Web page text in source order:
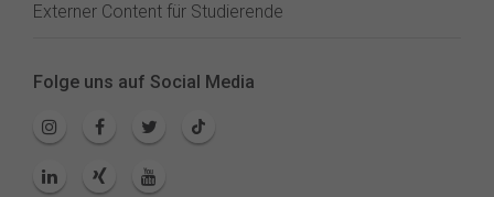
Externer Content für Studierende
Folge uns auf Social Media